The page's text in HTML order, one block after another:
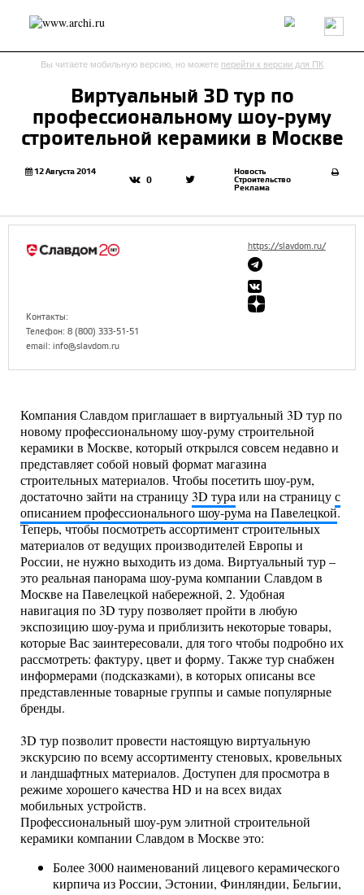
Россия Мир Технологии Интерьер Пресса
Архитекторы
send.project Анонсы конкурсов
Журнал
Интервью Исследование
Мнение
Обзор
Объект
Результаты конкурса
Архитектура
Эко
Вы читаете мобильную версию, но можете перейти к версии для ПК
Виртуальный 3D тур по
профессиональному шоу-руму
строительной керамики в Москве
12 Августа 2014
0
Новость
Строительство
Реклама
https://slavdom.ru/
Контакты:
Телефон: 8 (800) 333-51-51
email: info@slavdom.ru
Компания Славдом приглашает в виртуальный 3D тур по
новому профессиональному шоу-руму строительной
керамики в Москве, который открылся совсем недавно и
представляет собой новый формат магазина
строительных материалов. Чтобы посетить шоу-рум,
достаточно зайти на страницу3D тураили на страницус
описанием профессионального шоу-рума на Павелецкой.
Теперь, чтобы посмотреть ассортимент строительных
материалов от ведущих производителей Европы и
России, не нужно выходить из дома. Виртуальный тур –
это реальная панорама шоу-рума компании Славдом в
Москве на Павелецкой набережной, 2. Удобная
навигация по 3D туру позволяет пройти в любую
экспозицию шоу-рума и приблизить некоторые товары,
которые Вас заинтересовали, для того чтобы подробно их
рассмотреть: фактуру, цвет и форму. Также тур снабжен
информерами (подсказками), в которых описаны все
представленные товарные группы и самые популярные
бренды.
3D тур позволит провести настоящую виртуальную
экскурсию по всему ассортименту стеновых, кровельных
и ландшафтных материалов. Доступен для просмотра в
режиме хорошего качества HD и на всех видах
мобильных устройств.
Профессиональный шоу-рум элитной строительной
керамики компании Славдом в Москве это:
Более 3000 наименований лицевого керамического
кирпича из России, Эстонии, Финляндии, Бельгии,